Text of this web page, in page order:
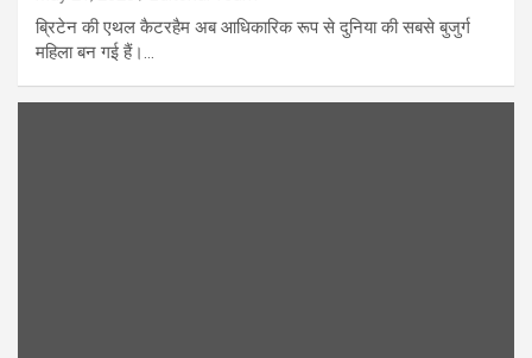
ब्रिटेन की एथल कैटरहैम अब आधिकारिक रूप से दुनिया की सबसे बुजुर्ग
महिला बन गई हैं।…